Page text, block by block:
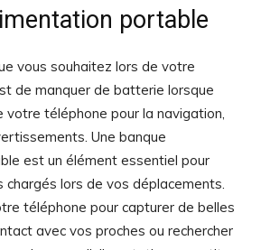
portable
vous souhaitez lors de votre
de manquer de batterie lorsque
votre téléphone pour la navigation,
Une banque
est un élément essentiel pour
chargés lors de vos déplacements.
téléphone pour capturer de belles
avec vos proches ou rechercher